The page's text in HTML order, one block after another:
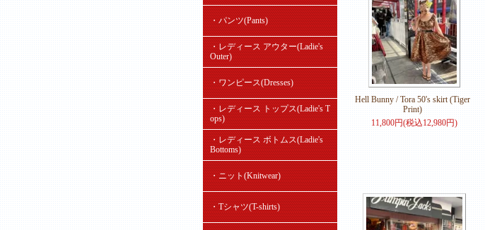
・パンツ(Pants)
・レディース アウター(Ladie's
Outer)
・ワンピース(Dresses)
・レディース トップス(Ladie's T
ops)
・レディース ボトムス(Ladie's
Bottoms)
・ニット(Knitwear)
・Tシャツ(T-shirts)
Hell Bunny / Tora 50's skirt (Tiger
Print)
11,800円(税込12,980円)